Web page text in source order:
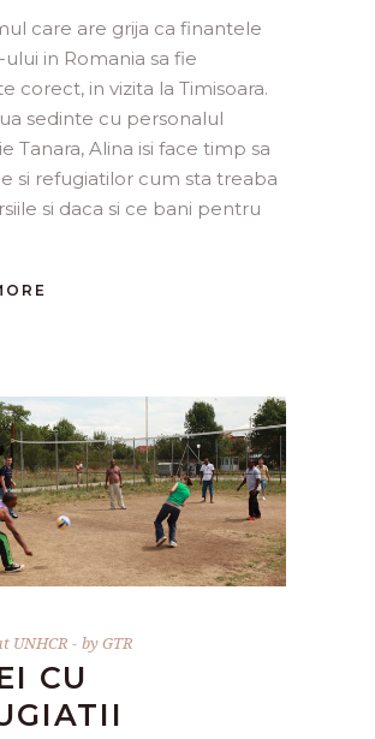
care are grija ca finantele
ului in Romania sa fie
corect, in vizita la Timisoara.
sedinte cu personalul
Tanara, Alina isi face timp sa
si refugiatilor cum sta treaba
si daca si ce bani pentru
UNHCR byGTR
CU